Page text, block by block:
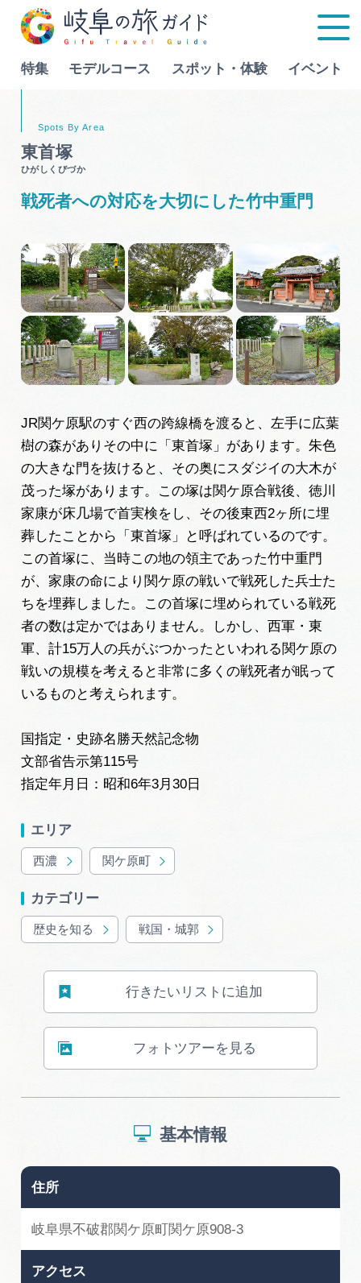
特集 モデルコース スポット・体験 イベント
スポット・体験
イベント
グルメ
アクセス
インフォメーション
ぎふ旅レポーター記事
早わかり岐阜
買い物・お土産
体験予約サイト「ＶＩＳＩＴ岐阜県」
岐阜県アウトドア観光キャンペーン
岐阜県観光データベース
運営組織
Language
行きたいリストを見る
東首塚
ひがしくびづか
戦死者への対応を大切にした竹中重門
JR関ケ原駅のすぐ西の跨線橋を渡ると、左手に広葉
樹の森がありその中に「東首塚」があります。朱色
の大きな門を抜けると、その奥にスダジイの大木が
茂った塚があります。この塚は関ケ原合戦後、徳川
家康が床几場で首実検をし、その後東西2ヶ所に埋
葬したことから「東首塚」と呼ばれているのです。
この首塚に、当時この地の領主であった竹中重門
が、家康の命により関ケ原の戦いで戦死した兵士た
ちを埋葬しました。この首塚に埋められている戦死
者の数は定かではありません。しかし、西軍・東
軍、計15万人の兵がぶつかったといわれる関ケ原の
戦いの規模を考えると非常に多くの戦死者が眠って
いるものと考えられます。
国指定・史跡名勝天然記念物
文部省告示第115号
指定年月日：昭和6年3月30日
エリア
西濃 関ケ原町
カテゴリー
歴史を知る 戦国・城郭
行きたいリストに追加
フォトツアーを見る
基本情報
住所
岐阜県不破郡関ケ原町関ケ原908-3
アクセス